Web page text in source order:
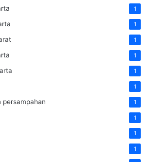
1
1
1
1
1
1
persampahan 1
1
1
1